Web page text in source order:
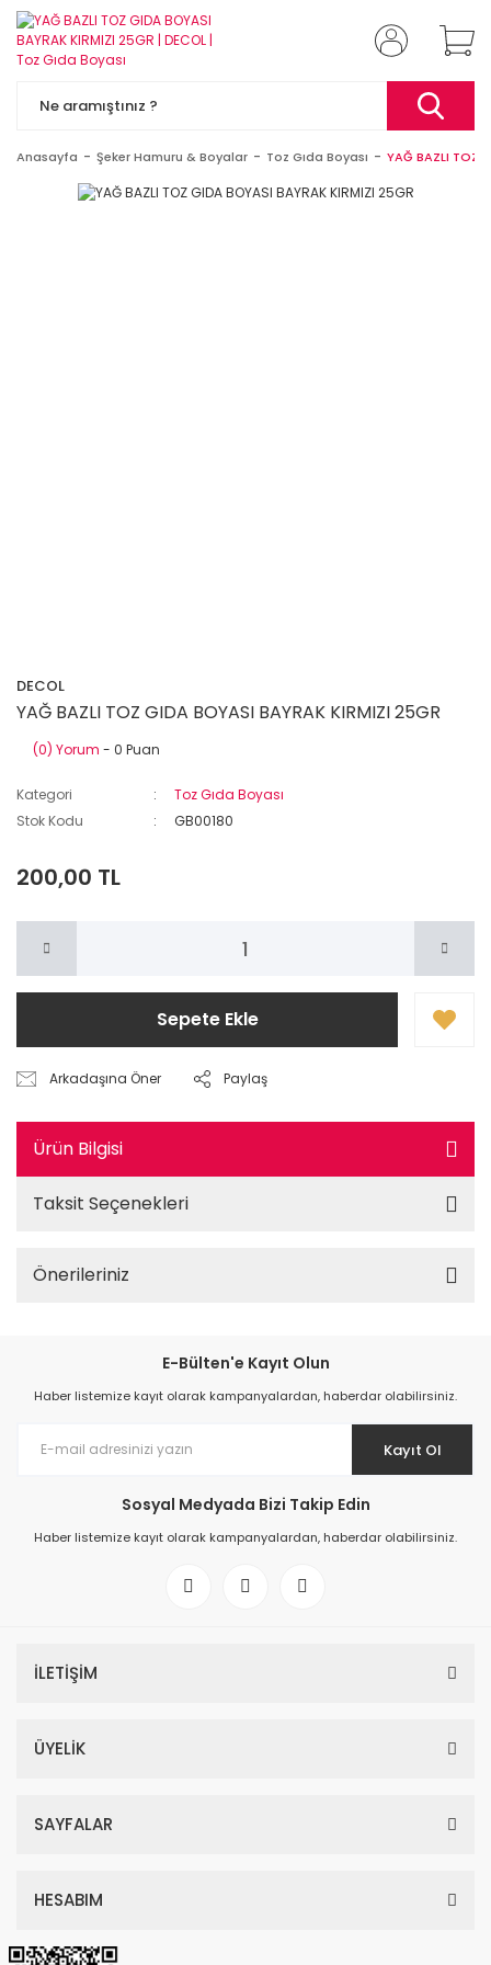
Anasayfa Şeker Hamuru & Boyalar Toz Gıda Boyası YAĞ BAZLI TOZ
DECOL
YAĞ BAZLI TOZ GIDA BOYASI BAYRAK KIRMIZI 25GR
(0) Yorum - 0 Puan
Kategori
Toz Gıda Boyası
Stok Kodu
GB00180
200,00 TL
Sepete Ekle
Arkadaşına Öner Paylaş
Ürün Bilgisi
Taksit Seçenekleri
Önerileriniz
E-Bülten'e Kayıt Olun
Haber listemize kayıt olarak kampanyalardan, haberdar olabilirsiniz.
Kayıt Ol
Sosyal Medyada Bizi Takip Edin
Haber listemize kayıt olarak kampanyalardan, haberdar olabilirsiniz.
İLETİŞİM
ÜYELİK
SAYFALAR
HESABIM